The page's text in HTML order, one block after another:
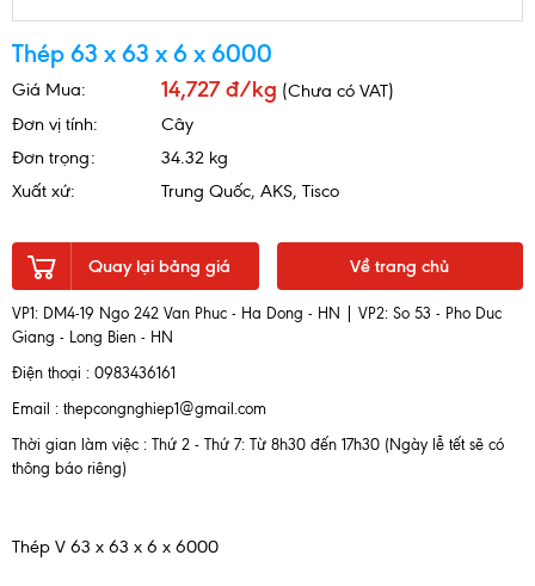
Thép 63 x 63 x 6 x 6000
Giá Mua: 14,727 đ/kg (Chưa có VAT)
Đơn vị tính:
Cây
Đơn trọng:
34.32 kg
Xuất xứ:
Trung Quốc, AKS, Tisco
Quay lại bảng giá Về trang chủ
VP1: DM4-19 Ngo 242 Van Phuc - Ha Dong - HN | VP2: So 53 - Pho Duc
Giang - Long Bien - HN
Điện thoại : 0983436161
Email : thepcongnghiep1@gmail.com
Thời gian làm việc : Thứ 2 - Thứ 7: Từ 8h30 đến 17h30 (Ngày lễ tết sẽ có
thông báo riêng)
Thép V 63 x 63 x 6 x 6000